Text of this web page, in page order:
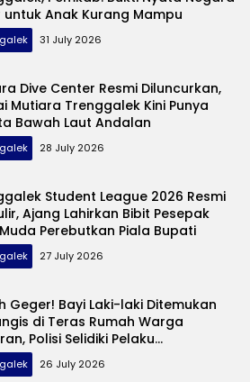
untuk Anak Kurang Mampu
31 July 2026
Dive Center Resmi Diluncurkan,
Mutiara Trenggalek Kini Punya
Bawah Laut Andalan
28 July 2026
Student League 2026 Resmi
Ajang Lahirkan Bibit Pesepak
Perebutkan Piala Bupati
27 July 2026
Geger! Bayi Laki-laki Ditemukan
di Teras Rumah Warga
Polisi Selidiki Pelaku
26 July 2026